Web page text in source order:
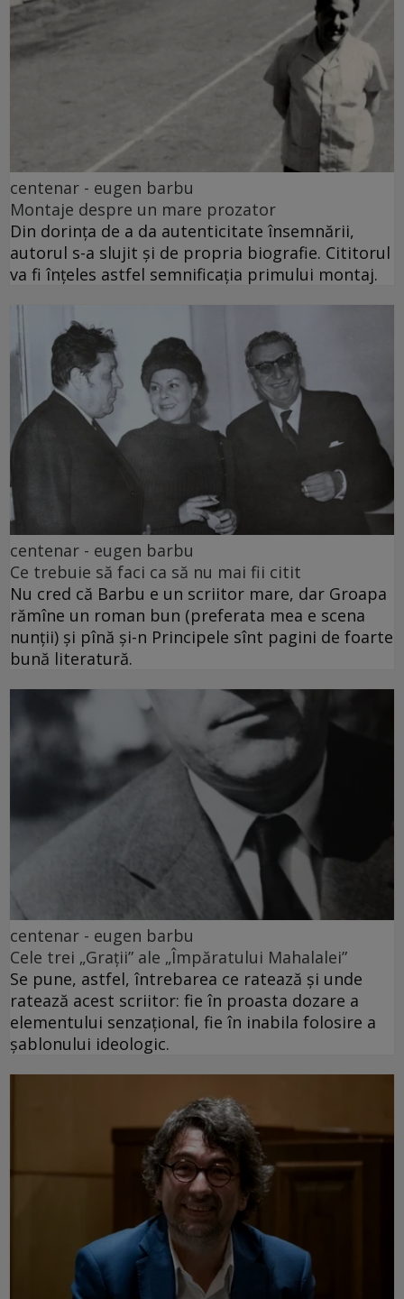
centenar - eugen barbu
Montaje despre un mare prozator
Din dorința de a da autenticitate însemnării,
autorul s-a slujit și de propria biografie. Cititorul
va fi înțeles astfel semnificația primului montaj.
centenar - eugen barbu
Ce trebuie să faci ca să nu mai fii citit
Nu cred că Barbu e un scriitor mare, dar Groapa
rămîne un roman bun (preferata mea e scena
nunții) și pînă și-n Principele sînt pagini de foarte
bună literatură.
centenar - eugen barbu
Cele trei „Grații” ale „Împăratului Mahalalei”
Se pune, astfel, întrebarea ce ratează și unde
ratează acest scriitor: fie în proasta dozare a
elementului senzațional, fie în inabila folosire a
șablonului ideologic.